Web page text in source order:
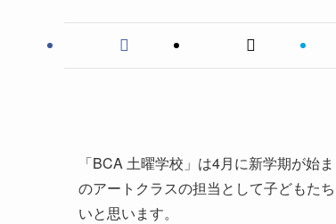
「BCA 土曜学校」は4月に新学期が始
のアートクラスの担当として子どもた
いと思います。